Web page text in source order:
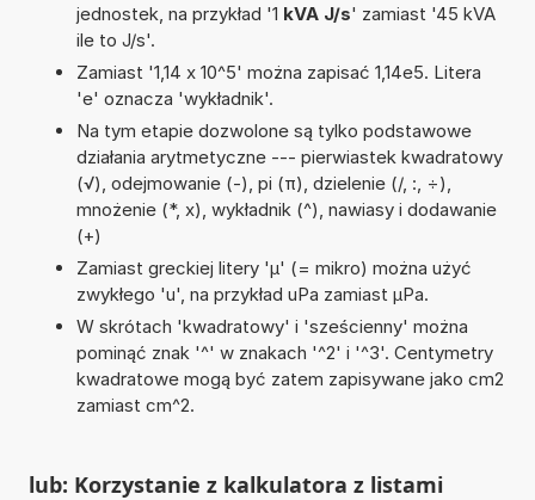
jednostek, na przykład '1 kVA J/s' zamiast '45 kVA
ile to J/s'.
Zamiast '1,14 x 10^5' można zapisać 1,14e5. Litera
'e' oznacza 'wykładnik'.
Na tym etapie dozwolone są tylko podstawowe
działania arytmetyczne --- pierwiastek kwadratowy
(√), odejmowanie (-), pi (π), dzielenie (/, :, ÷),
mnożenie (*, x), wykładnik (^), nawiasy i dodawanie
(+)
Zamiast greckiej litery 'µ' (= mikro) można użyć
zwykłego 'u', na przykład uPa zamiast µPa.
W skrótach 'kwadratowy' i 'sześcienny' można
pominąć znak '^' w znakach '^2' i '^3'. Centymetry
kwadratowe mogą być zatem zapisywane jako cm2
zamiast cm^2.
lub: Korzystanie z kalkulatora z listami